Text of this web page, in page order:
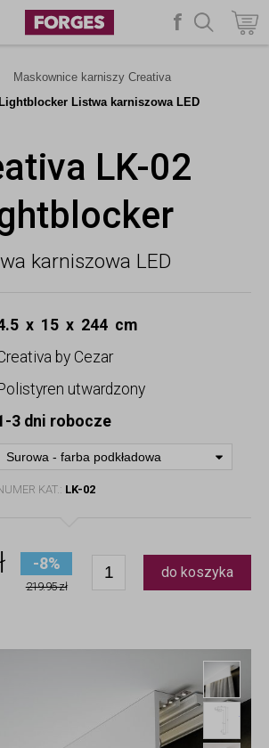
f szukaj
Maskownice karniszy Creativa
Listwa karniszowa LED
karniszowa LED
LK-02
x 15 x 244 cm
by Cezar
Polistyren utwardzony
3 dni robocze
Surowa - farba podkładowa
KAT.: LK-02
-8%
219.95 zł
do koszyka